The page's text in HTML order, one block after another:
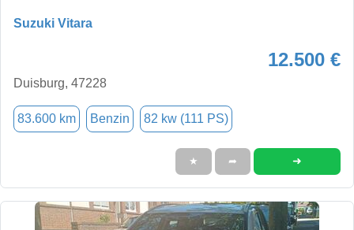
Suzuki Vitara
12.500 €
Duisburg, 47228
83.600 km Benzin 82 kw (111 PS)
★ ➦ ➜